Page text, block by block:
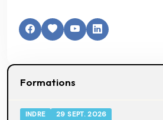
Formations
INDRE 29 SEPT. 2026